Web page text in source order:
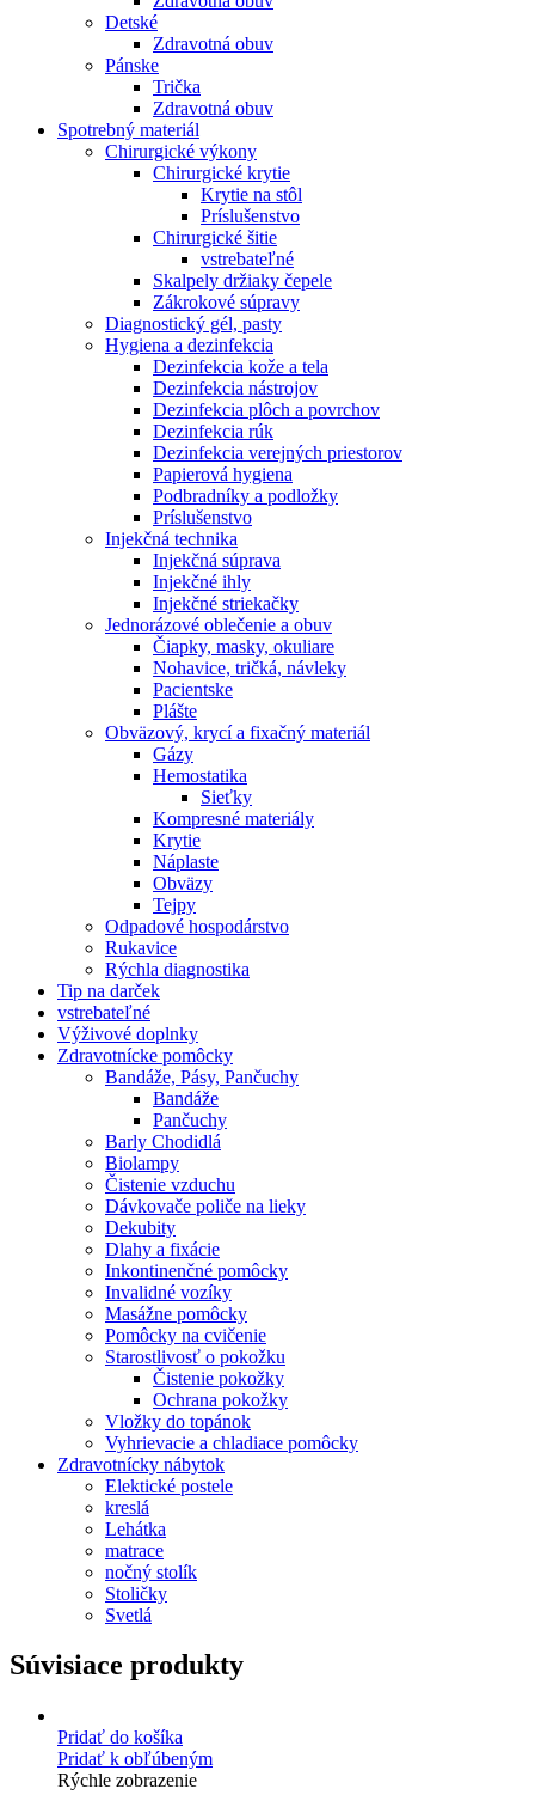
Detské
Zdravotná obuv
Pánske
Trička
Zdravotná obuv
Spotrebný materiál
Chirurgické výkony
Chirurgické krytie
Krytie na stôl
Príslušenstvo
Chirurgické šitie
vstrebateľné
Skalpely držiaky čepele
Zákrokové súpravy
Diagnostický gél, pasty
Hygiena a dezinfekcia
Dezinfekcia kože a tela
Dezinfekcia nástrojov
Dezinfekcia plôch a povrchov
Dezinfekcia rúk
Dezinfekcia verejných priestorov
Papierová hygiena
Podbradníky a podložky
Príslušenstvo
Injekčná technika
Injekčná súprava
Injekčné ihly
Injekčné striekačky
Jednorázové oblečenie a obuv
Čiapky, masky, okuliare
Nohavice, tričká, návleky
Pacientske
Plášte
Obväzový, krycí a fixačný materiál
Gázy
Hemostatika
Sieťky
Kompresné materiály
Krytie
Náplaste
Obväzy
Tejpy
Odpadové hospodárstvo
Rukavice
Rýchla diagnostika
Tip na darček
vstrebateľné
Výživové doplnky
Zdravotnícke pomôcky
Bandáže, Pásy, Pančuchy
Bandáže
Pančuchy
Barly Chodidlá
Biolampy
Čistenie vzduchu
Dávkovače poliče na lieky
Dekubity
Dlahy a fixácie
Inkontinenčné pomôcky
Invalidné vozíky
Masážne pomôcky
Pomôcky na cvičenie
Starostlivosť o pokožku
Čistenie pokožky
Ochrana pokožky
Vložky do topánok
Vyhrievacie a chladiace pomôcky
Zdravotnícky nábytok
Elektické postele
kreslá
Lehátka
matrace
nočný stolík
Stoličky
Svetlá
Súvisiace produkty
Pridať do košíka
Pridať k obľúbeným
Rýchle zobrazenie